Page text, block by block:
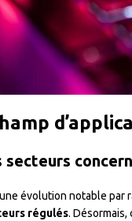
secteurs
évolution notable par
régulés.